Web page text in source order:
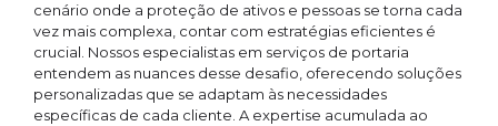
cenário onde a proteção de ativos e pessoas se torna cada
vez mais complexa, contar com estratégias eficientes é
crucial. Nossos especialistas em serviços de portaria
entendem as nuances desse desafio, oferecendo soluções
personalizadas que se adaptam às necessidades
específicas de cada cliente. A expertise acumulada ao